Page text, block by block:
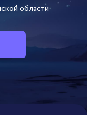
области